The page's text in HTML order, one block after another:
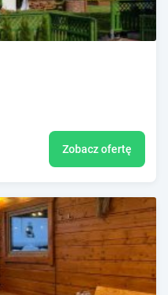
Zobacz ofertę